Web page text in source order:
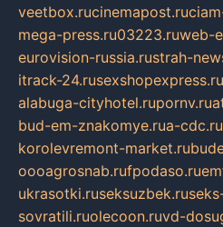
veetbox.rucinemapost.ru
mega-press.ru03223.ruweb-
eurovision-russia.rustrah-
itrack-24.rusexshopexpress.ru
alabuga-cityhotel.rupornv.ru
bud-em-znakomye.rua-cdc.ru
korolevremont-market.ru
oooagrosnab.rufpodaso.ru
ukrasotki.ruseksuzbek.ru
sovratili.ruolecoon.ruvd-